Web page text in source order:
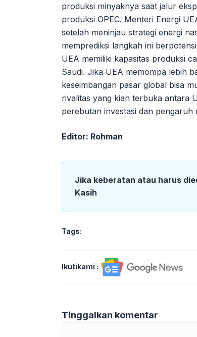
produksi minyaknya saat jalur
produksi OPEC. Menteri Energi
setelah meninjau strategi energi
memprediksi langkah ini
UEA memiliki kapasitas produksi
Saudi. Jika UEA memompa lebih
keseimbangan pasar global bisa
rivalitas yang kian terbuka antara
perebutan investasi dan pengaruh
Editor: Rohman
Jika keberatan atau harus
Kasih
Tags:
Ikutikami :
Tinggalkan komentar